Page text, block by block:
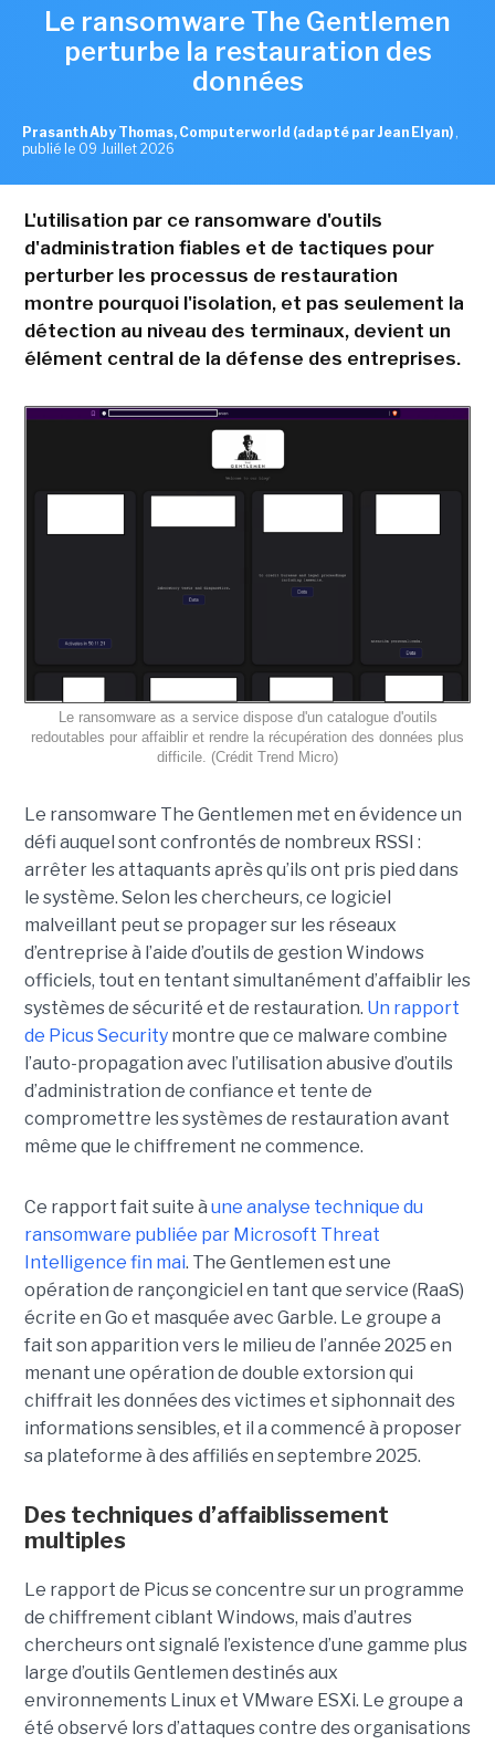
Le ransomware The Gentlemen
perturbe la restauration des
données
Prasanth Aby Thomas, Computerworld (adapté par Jean Elyan) ,
publié le 09 Juillet 2026
L'utilisation par ce ransomware d'outils
d'administration fiables et de tactiques pour
perturber les processus de restauration
montre pourquoi l'isolation, et pas seulement la
détection au niveau des terminaux, devient un
élément central de la défense des entreprises.
Le ransomware as a service dispose d'un catalogue d'outils
redoutables pour affaiblir et rendre la récupération des données plus
difficile. (Crédit Trend Micro)
Le ransomware The Gentlemen met en évidence un
défi auquel sont confrontés de nombreux RSSI :
arrêter les attaquants après qu’ils ont pris pied dans
le système. Selon les chercheurs, ce logiciel
malveillant peut se propager sur les réseaux
d’entreprise à l’aide d’outils de gestion Windows
officiels, tout en tentant simultanément d’affaiblir les
systèmes de sécurité et de restauration. Un rapport
de Picus Securitymontre que ce malware combine
l’auto-propagation avec l’utilisation abusive d’outils
d’administration de confiance et tente de
compromettre les systèmes de restauration avant
même que le chiffrement ne commence.
Ce rapport fait suite à une analyse technique du
ransomware publiée par Microsoft Threat
Intelligence fin mai. The Gentlemen est une
opération de rançongiciel en tant que service (RaaS)
écrite en Go et masquée avec Garble. Le groupe a
fait son apparition vers le milieu de l’année 2025 en
menant une opération de double extorsion qui
chiffrait les données des victimes et siphonnait des
informations sensibles, et il a commencé à proposer
sa plateforme à des affiliés en septembre 2025.
Des techniques d’affaiblissement
multiples
Le rapport de Picus se concentre sur un programme
de chiffrement ciblant Windows, mais d’autres
chercheurs ont signalé l’existence d’une gamme plus
large d’outils Gentlemen destinés aux
environnements Linux et VMware ESXi. Le groupe a
été observé lors d’attaques contre des organisations